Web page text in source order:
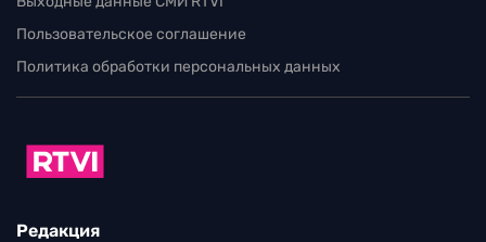
Пользовательское соглашение
Политика обработки персональных данных
Редакция